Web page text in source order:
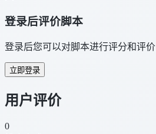
登录后评价脚本
登录后您可以对脚本进行评分和评
立即登录
用户评价
0